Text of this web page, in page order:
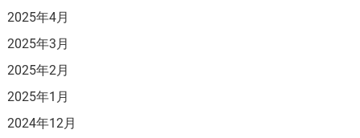
2025年4月
2025年3月
2025年2月
2025年1月
2024年12月